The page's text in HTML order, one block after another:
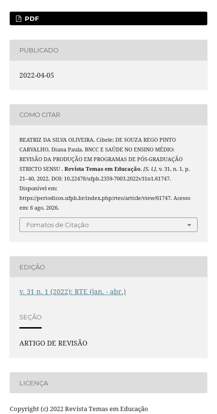
PDF
PUBLICADO
2022-04-05
COMO CITAR
BEATRIZ DA SILVA OLIVEIRA, Cibele; DE SOUZA REGO PINTO
CARVALHO, Diana Paula. BNCC E SAÚDE NO ENSINO MÉDIO:
REVISÃO DA PRODUÇÃO EM PROGRAMAS DE PÓS-GRADUAÇÃO
STRICTO SENSU . Revista Temas em Educação, [S. l.], v. 31, n. 1, p.
21–40, 2022. DOI: 10.22478/ufpb.2359-7003.2022v31n1.61747.
Disponível em:
https://periodicos.ufpb.br/index.php/rteo/article/view/61747. Acesso
em: 6 ago. 2026.
Fomatos de Citação
EDIÇÃO
v. 31 n. 1 (2022): RTE (jan. - abr.)
SEÇÃO
ARTIGO DE REVISÃO
LICENÇA
Copyright (c) 2022 Revista Temas em Educação